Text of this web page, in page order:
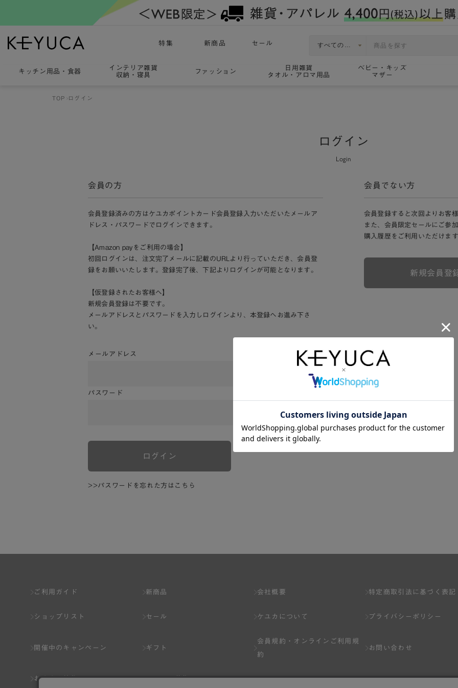
特集 新商品 セール
キッチン用品 ・ 食器
インテリア雑貨
収納・寝具
ファッション
日用雑貨
タオル・アロマ用品
ベビー・キッズ
マザー
TOP ログイン
ログイン
Login
会員の方
会員登録済みの方はケユカポイントカード会員登録入力いただいたメールア
ドレス・パスワードでログインできます。
【Amazon payをご利用の場合】
初回ログインは、注文完了メールに記載のURLより行っていただき、会員登
録をお願いいたします。登録完了後、下記よりログインが可能となります。
【仮登録されたお客様へ】
新規会員登録は不要です。
メールアドレスとパスワードを入力しログインより、本登録へお進み下さ
い。
メールアドレス
パスワード
ログイン
>>パスワードを忘れた方はこちら
会員でない方
会員登録すると次回よりお客
また、会員限定セールにご参
購入履歴をご利用いただけま
新規会員登
ご利用ガイド
ショップリスト
開催中のキャンペーン
おすすめ特集
新商品
セール
ギフト
スタッフ募集
会社概要
ケユカについて
会員規約・
オンラインご利用規
約
Q&A
特定商取引法に基づく表記
プライバシーポリシー
お問い合わせ